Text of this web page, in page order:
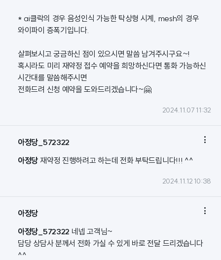
* ai클락의 경우 음성인식 가능한 탁상형 시계, mesh의 경우
와이파이 증폭기입니다.
살펴보시고 궁금하신 점이 있으시면 말씀 남겨주시구요~!
혹시라도 미리 재약정 접수 예약을 희망하신다면 통화 가능하신
시간대를 말씀해주시면
전화드려 신청 예약을 도와드리겠습니다~🤗
2024.11.07 11:32
아정당_572322 
아정당 재약정 진행하려고 하는데 전화 부탁드립니다!!! ^^
2024.11.12 10:38
아정당 
아정당_572322 네넵 고객님~
담당 상담사 분께서 전화 가실 수 있게 바로 전달 드리겠습니다
^^